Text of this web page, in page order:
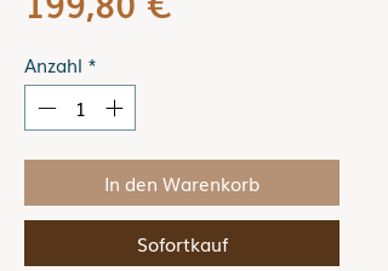
Anzahl *
In den Warenkorb
Sofortkauf